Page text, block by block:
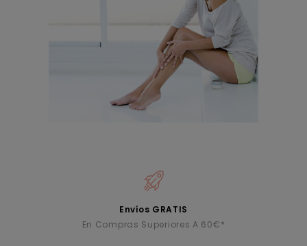
Envíos GRATIS
En Compras Superiores A 60€*